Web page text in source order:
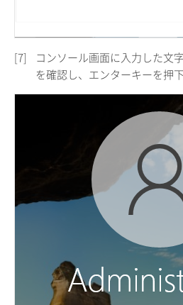
[7]
コンソール画面に入力した文
を確認し、エンターキーを押下